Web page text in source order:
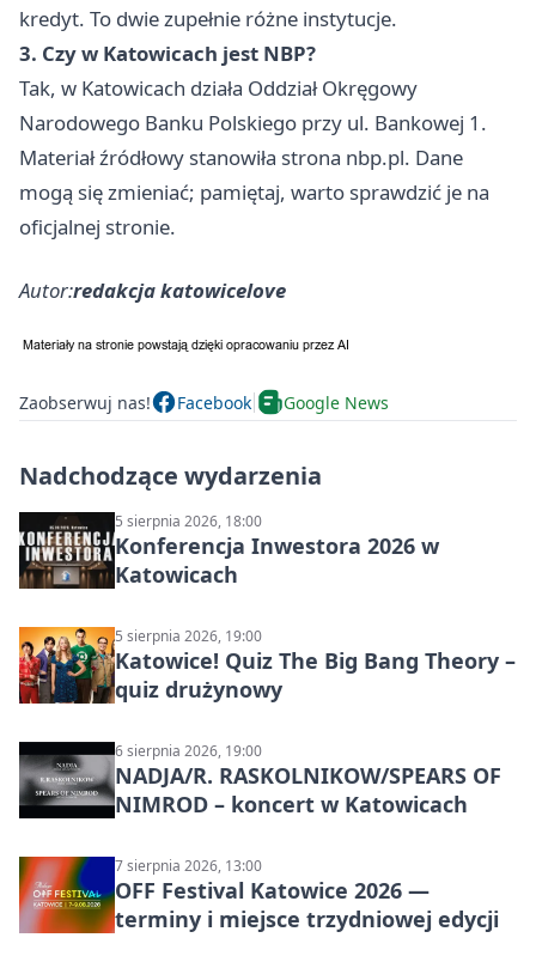
kredyt. To dwie zupełnie różne instytucje.
3. Czy w Katowicach jest NBP?
Tak, w Katowicach działa Oddział Okręgowy
Narodowego Banku Polskiego przy ul. Bankowej 1.
Materiał źródłowy stanowiła strona nbp.pl. Dane
mogą się zmieniać; pamiętaj, warto sprawdzić je na
oficjalnej stronie.
Autor:redakcja katowicelove
Zaobserwuj nas! Facebook Google News
Nadchodzące wydarzenia
5 sierpnia 2026, 18:00
Konferencja Inwestora 2026 w
Katowicach
5 sierpnia 2026, 19:00
Katowice! Quiz The Big Bang Theory –
quiz drużynowy
6 sierpnia 2026, 19:00
NADJA/R. RASKOLNIKOW/SPEARS OF
NIMROD – koncert w Katowicach
7 sierpnia 2026, 13:00
OFF Festival Katowice 2026 —
terminy i miejsce trzydniowej edycji